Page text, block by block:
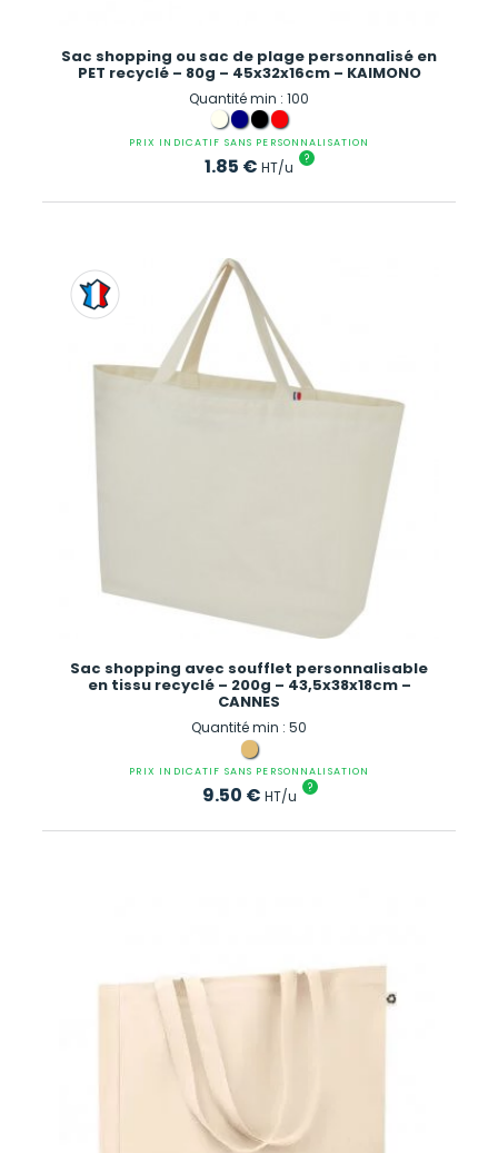
Sac shopping ou sac de plage personnalisé en
PET recyclé – 80g – 45x32x16cm – KAIMONO
Quantité min : 100
PRIX INDICATIF SANS PERSONNALISATION
1.85 € HT/u ?
Sac shopping avec soufflet personnalisable
en tissu recyclé – 200g – 43,5x38x18cm –
CANNES
Quantité min : 50
PRIX INDICATIF SANS PERSONNALISATION
9.50 € HT/u ?